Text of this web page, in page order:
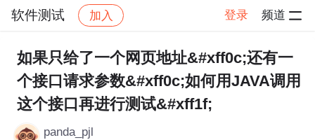
软件测试 加入 登录 频道
社区 软件测试 帖子详情
如果只给了一个网页地址&#xff0c;还有一
个接口请求参数&#xff0c;如何用JAVA调用
这个接口再进行测试&#xff1f;
panda_pjl